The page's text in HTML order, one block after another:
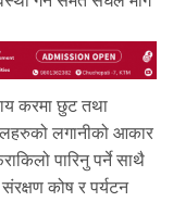
करमा छुट तथा
लगानीको आकार
पारिनु पर्ने साथै
कोष र पर्यटन